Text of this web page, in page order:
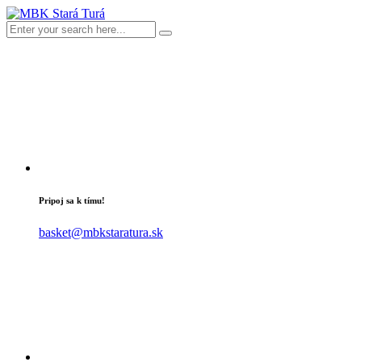
Pripoj sa k tímu!
basket@mbkstaratura.sk